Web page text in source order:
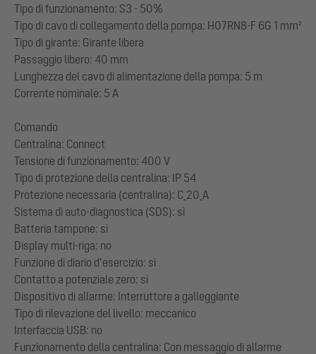
Tipo di funzionamento: S3 - 50%
Tipo di cavo di collegamento della pompa: H07RN8-F 6G 1 mm²
Tipo di girante: Girante libera
Passaggio libero: 40 mm
Lunghezza del cavo di alimentazione della pompa: 5 m
Corrente nominale: 5 A
Comando
Centralina: Connect
Tensione di funzionamento: 400 V
Tipo di protezione della centralina: IP 54
Protezione necessaria (centralina): C_20_A
Sistema di auto-diagnostica (SDS): sì
Batteria tampone: sì
Display multi-riga: no
Funzione di diario d’esercizio: sì
Contatto a potenziale zero: sì
Dispositivo di allarme: Interruttore a galleggiante
Tipo di rilevazione del livello: meccanico
Interfaccia USB: no
Funzionamento della centralina: Con messaggio di allarme